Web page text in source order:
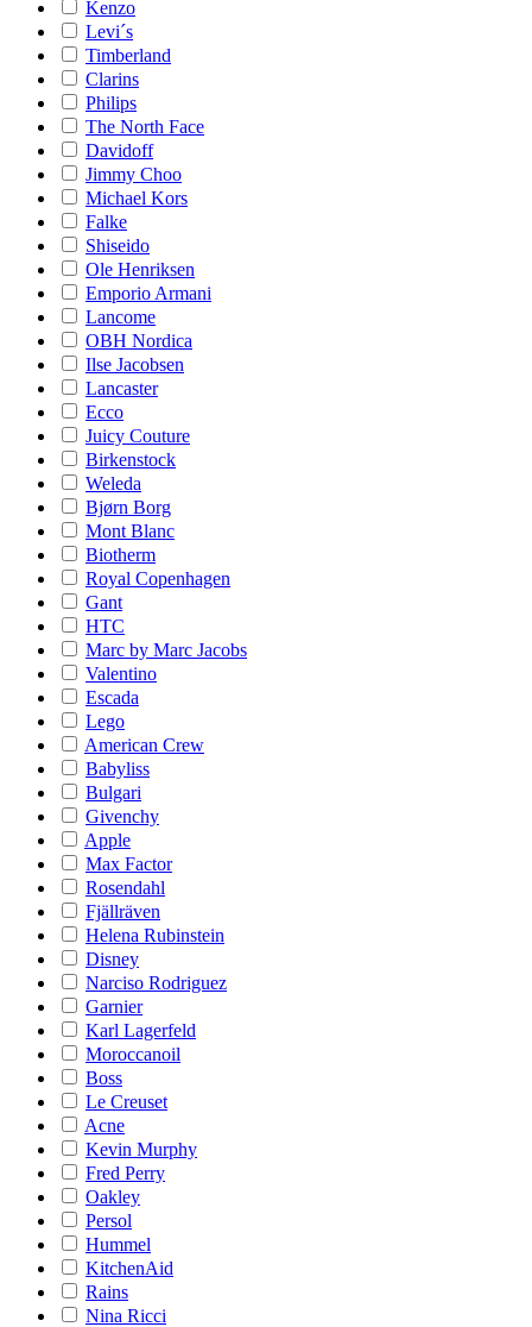
Kenzo
Levi´s
Timberland
Clarins
Philips
The North Face
Davidoff
Jimmy Choo
Michael Kors
Falke
Shiseido
Ole Henriksen
Emporio Armani
Lancome
OBH Nordica
Ilse Jacobsen
Lancaster
Ecco
Juicy Couture
Birkenstock
Weleda
Bjørn Borg
Mont Blanc
Biotherm
Royal Copenhagen
Gant
HTC
Marc by Marc Jacobs
Valentino
Escada
Lego
American Crew
Babyliss
Bulgari
Givenchy
Apple
Max Factor
Rosendahl
Fjällräven
Helena Rubinstein
Disney
Narciso Rodriguez
Garnier
Karl Lagerfeld
Moroccanoil
Boss
Le Creuset
Acne
Kevin Murphy
Fred Perry
Oakley
Persol
Hummel
KitchenAid
Rains
Nina Ricci